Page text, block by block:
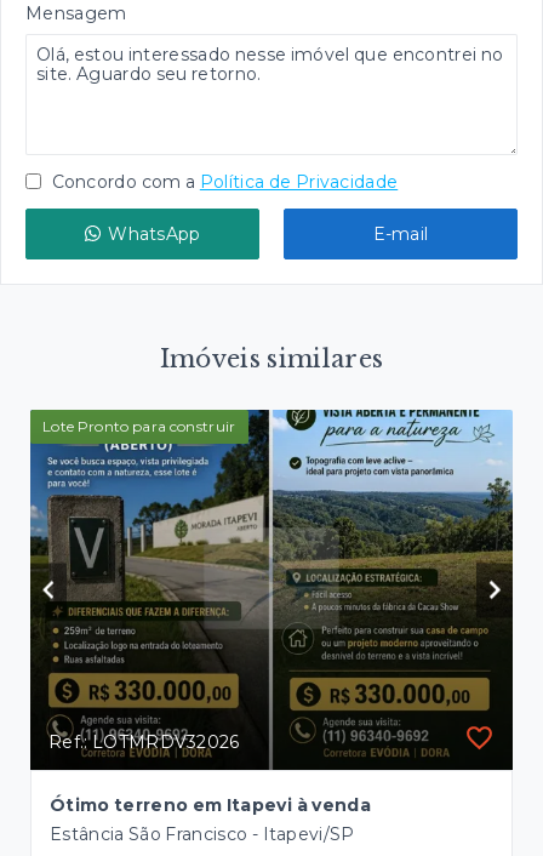
Mensagem
Concordo com a Política de Privacidade
WhatsApp E-mail
Imóveis similares
Lote Pronto para construir
Ref.: LOTMRDV32026
Ótimo terreno em Itapevi à venda
Estância São Francisco - Itapevi/SP